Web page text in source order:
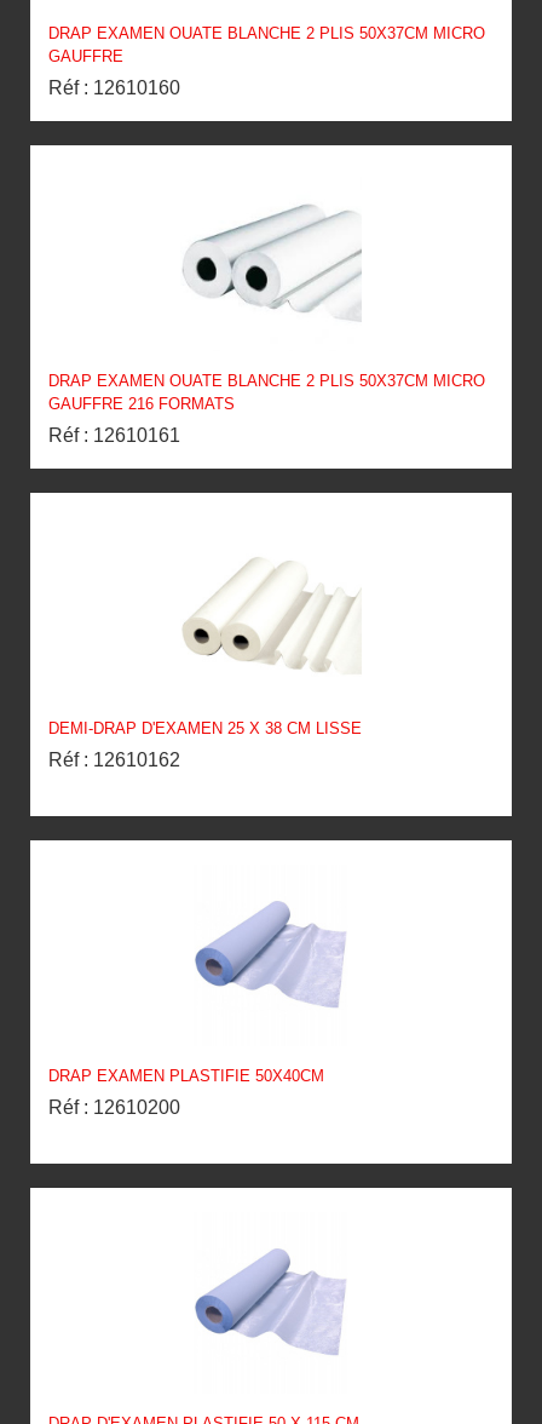
DRAP EXAMEN OUATE BLANCHE 2 PLIS 50X37CM MICRO
GAUFFRE
Réf : 12610160
DRAP EXAMEN OUATE BLANCHE 2 PLIS 50X37CM MICRO
GAUFFRE 216 FORMATS
Réf : 12610161
DEMI-DRAP D'EXAMEN 25 X 38 CM LISSE
Réf : 12610162
DRAP EXAMEN PLASTIFIE 50X40CM
Réf : 12610200